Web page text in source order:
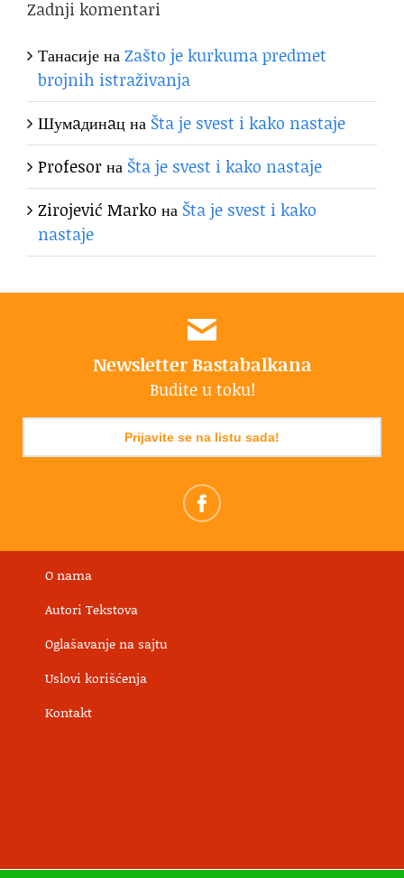
Zadnji komentari
ТанасијенаZašto je kurkuma predmet
brojnih istraživanja
Шумaдинaцна Šta je svest i kako nastaje
Profesorна Šta je svest i kako nastaje
Zirojević Marko на Šta je svest i kako
nastaje
Newsletter Bastabalkana
Budite u toku!
Prijavite se na listu sada!
O nama
Autori Tekstova
Oglašavanje na sajtu
Uslovi korišćenja
Kontakt